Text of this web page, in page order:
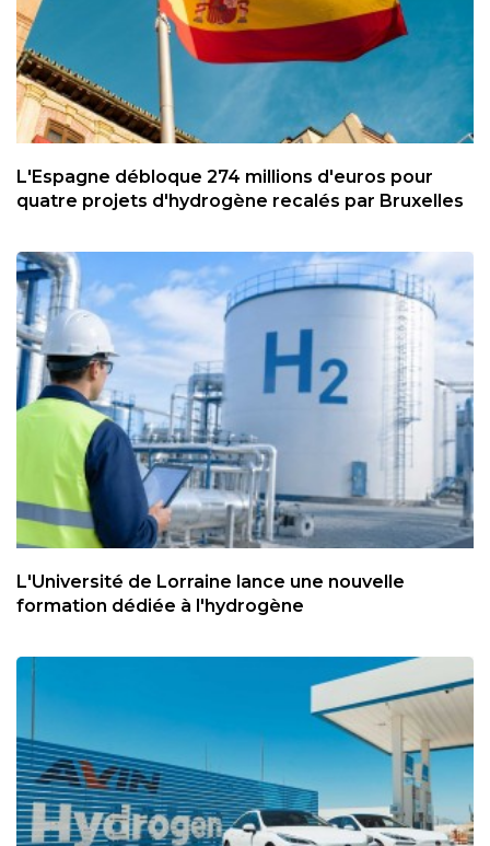
L'Espagne débloque 274 millions d'euros pour
quatre projets d'hydrogène recalés par Bruxelles
L'Université de Lorraine lance une nouvelle
formation dédiée à l'hydrogène